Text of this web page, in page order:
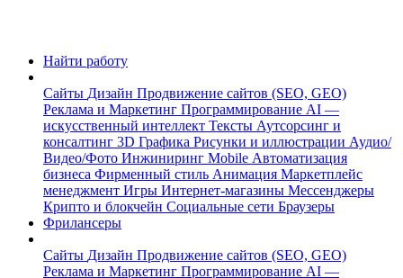
Найти работу
Сайты Дизайн Продвижение сайтов (SEO, GEO)
Реклама и Маркетинг Программирование AI —
искусственный интеллект Тексты Аутсорсинг и
консалтинг 3D Графика Рисунки и иллюстрации Аудио/
Видео/Фото Инжиниринг Mobile Автоматизация
бизнеса Фирменный стиль Анимация Маркетплейс
менеджмент Игры Интернет-магазины Мессенджеры
Крипто и блокчейн Социальные сети Браузеры
Фрилансеры
Сайты Дизайн Продвижение сайтов (SEO, GEO)
Реклама и Маркетинг Программирование AI —